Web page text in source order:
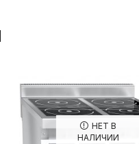
НЕТ В
НАЛИЧИИ